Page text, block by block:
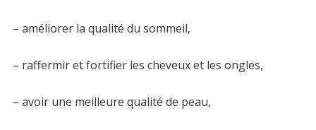
– améliorer la qualité du sommeil,
– raffermir et fortifier les cheveux et les ongles,
– avoir une meilleure qualité de peau,